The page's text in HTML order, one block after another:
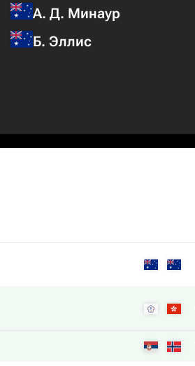
А. Д. Минаур
Б. Эллис